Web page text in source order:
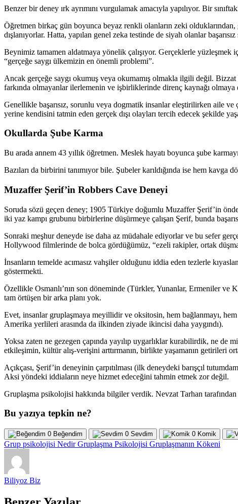
Benzer bir deney ırk ayrımını vurgulamak amacıyla yapılıyor. Bir
Öğretmen birkaç gün boyunca beyaz renkli olanların zeki
dışlanıyorlar. Hatta, yapılan genel zeka testinde de siyah olanlar
Beynimiz tamamen aldatmaya yönelik çalışıyor. Gerçeklerle
“gerçeğe saygı ülkemizin en önemli problemi”.
Ancak gerçeğe saygı okumuş veya okumamış olmakla ilgili değil.
farkında olmayanlar ilerlemenin ve işbirliklerinde direnç kaynağı olmaya
Genellikle başarısız, sorunlu veya dogmatik insanlar eleştirilirken aile
yerine kendisini tatmin eden gerçek dışı olayları tercih edecek şekilde
Okullarda Şube Karma
Bu arada annem 43 yıllık öğretmen. Meslek hayatı boyunca şube
Bazıları da birbirini tanımıyor bile. Şubeler karıldığında ise hem
Muzaffer Şerif’in Robbers Cave Deneyi
Soruda sözü geçen deney; 1905 Türkiye doğumlu Muzaffer Şerif’in
iki yaz kampı grubunu birbirlerine düşürmeye çalışan Şerif, bunda
Sonraki meşhur deneyde ise daha az müdahale ediyorlar ve bu sefer
Hollywood filmlerinde de bolca gördüğümüz, “ezeli rakipler, ortak
İnsanların temelde acımasız vahşiler olduğunu iddia eden tezlerle
göstermekti.
Özellikle Osmanlı’nın son döneminde (Türkler, Yunanlar, Ermeniler ve
tam örtüşen bir arka planı yok.
Evet, insanlar gruplaşmaya meyillidir ve oksitosin, hem bağlanmayı,
Amerika yerlileri arasında da ilkinden ziyade ikincisi daha yaygındı).
Yoksa zaten ne gezegen çapında yayılıp uygarlıklar kurabilirdik, ne de
etkileşimin, kültür alış-verişini arttırmanın, birlikte yaşamanın getirileri
Açıkçası, Şerif’in deneyinin çarpıtılması (ilk deneydeki barışçıl
Aksi yöndeki iddiaların neye hizmet edeceğini tahmin etmek zor değil.
Gruplaşma psikolojisi hakkında bilgiler verdik. Nevzat Tarhan tarafından
Bu yazıya tepkin ne?
0 Beğendim 0 Sevdim 0 Komik
Grup psikolojisi NedirGruplaşma Psikolojisi Gruplaşmanın Kökeni
Biliyoz Biz